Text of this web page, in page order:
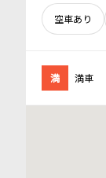
空車あり
満 満車